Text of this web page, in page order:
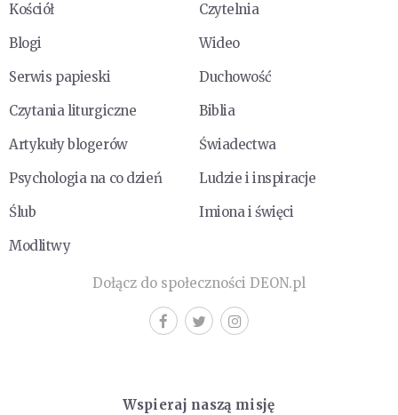
Kościół
Czytelnia
Blogi
Wideo
Serwis papieski
Duchowość
Czytania liturgiczne
Biblia
Artykuły blogerów
Świadectwa
Psychologia na co dzień
Ludzie i inspiracje
Ślub
Imiona i święci
Modlitwy
Dołącz do społeczności DEON.pl
Wspieraj naszą misję